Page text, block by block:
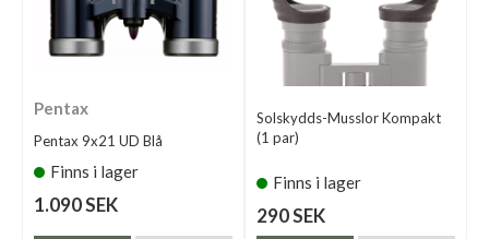
Pentax
Pentax 9x21 UD Blå
Finns i lager
1.090 SEK
Solskydds-Musslor Kompakt
(1 par)
Finns i lager
290 SEK